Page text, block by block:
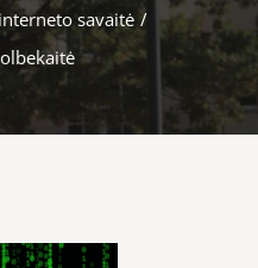
savaitė /